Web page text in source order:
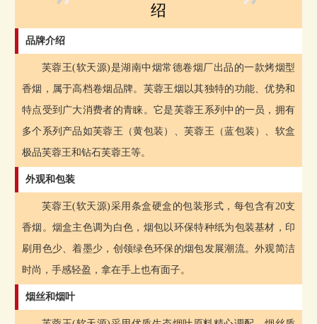
绍
品牌介绍
芙蓉王(软天源)是湖南中烟常德卷烟厂出品的一款烤烟型
香烟，属于高档卷烟品牌。芙蓉王烟以其独特的功能、优势和
特点受到广大消费者的青睐。它是芙蓉王系列中的一员，拥有
多个系列产品如芙蓉王（黄包装）、芙蓉王（蓝包装）、软盒
极品芙蓉王和钻石芙蓉王等。
外观和包装
芙蓉王(软天源)采用条盒硬盒的包装形式，每包含有20支
香烟。烟盒主色调为白色，烟包以环保特种纸为包装基材，印
刷用色少、着墨少，创领绿色环保的烟包发展潮流。外观简洁
时尚，手感轻盈，拿在手上也有面子。
烟丝和烟叶